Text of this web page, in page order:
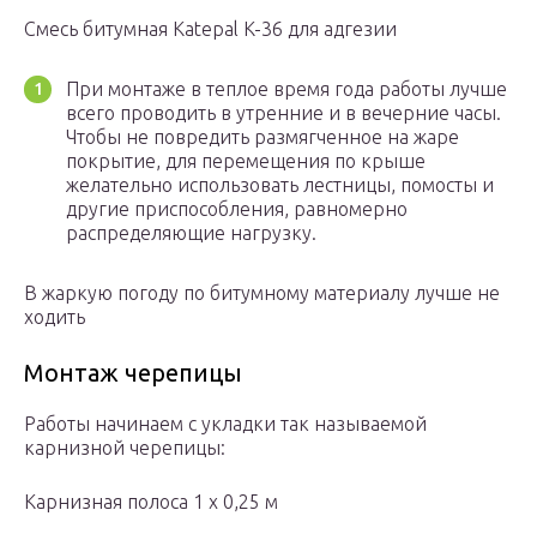
Смесь битумная Katepal K-36 для адгезии
При монтаже в теплое время года работы лучше
всего проводить в утренние и в вечерние часы.
Чтобы не повредить размягченное на жаре
покрытие, для перемещения по крыше
желательно использовать лестницы, помосты и
другие приспособления, равномерно
распределяющие нагрузку.
В жаркую погоду по битумному материалу лучше не
ходить
Монтаж черепицы
Работы начинаем с укладки так называемой
карнизной черепицы:
Карнизная полоса 1 х 0,25 м